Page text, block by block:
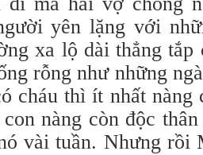
yên lặng với
xa lộ dài thẳng tắp
rỗng như những
cháu thì ít nhất nàng
nàng còn độc
vài tuần. Nhưng